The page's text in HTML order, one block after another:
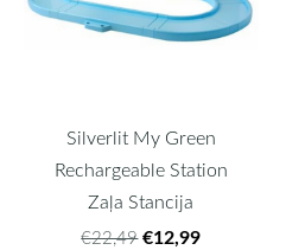
Silverlit My Green
Rechargeable Station
Zaļa Stancija
€22,49 €12,99